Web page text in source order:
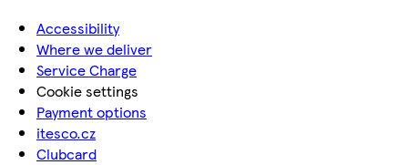
Accessibility
Where we deliver
Service Charge
Cookie settings
Payment options
itesco.cz
Clubcard